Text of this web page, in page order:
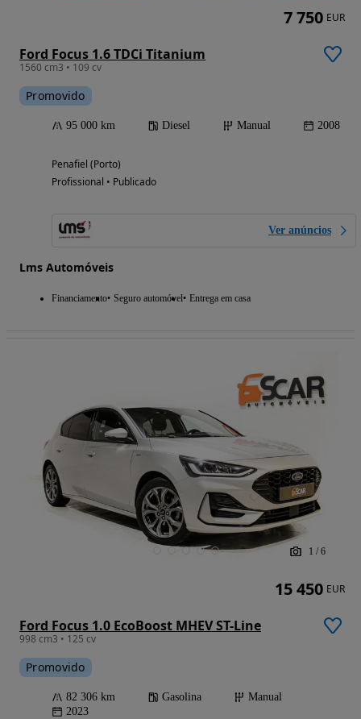
Ford Focus 1.6 TDCi Titanium
1560 cm3 • 109 cv
Promovido
95 000 km Diesel Manual 2008
Penafiel (Porto)
Profissional • Publicado
Ver anúncios
Lms Automóveis
Financiamento Seguro automóvel Entrega em casa
7 750 EUR
1 / 6
Ford Focus 1.0 EcoBoost MHEV ST-Line
998 cm3 • 125 cv
Promovido
82 306 km Gasolina
Manual
2023
15 450 EUR